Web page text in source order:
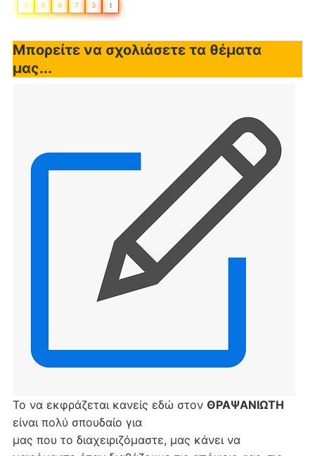
0 6 0 7 5 1
Μπορείτε να σχολιάσετε τα θέματα
μας...
Το να εκφράζεται κανείς εδώ στον ΘΡΑΨΑΝΙΩΤΗ
είναι πολύ σπουδαίο για
μας που το διαχειριζόμαστε, μας κάνει να